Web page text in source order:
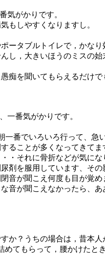
気がかりです。
もしやすくなりますし。
ータブルトイレで，かなり
し，大きいほうのミスの始
痴を聞いてもらえるだけで
一番気がかりです。
番でいろいろ行って、急
ることが多くなってきてま
・それに骨折などが気にな
剤を服用しています、その
音が聞こえ何度も目が覚め
音が聞こえなかったら、あ
か？うちの場合は，昔本
てもらって，腰かけたと